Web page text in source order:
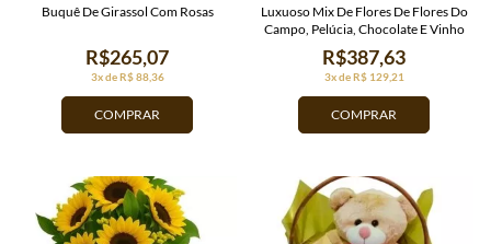
COMPRAR
3x de R$ 88,36
R$265,07
Buquê De Girassol Com Rosas
COMPRAR
3x de R$ 129,21
R$387,63
Luxuoso Mix De Flores De Flores Do
Campo, Pelúcia, Chocolate E Vinho